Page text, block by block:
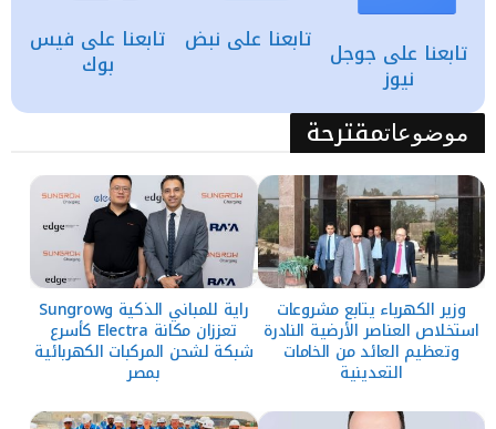
تابعنا على فيس
بوك
تابعنا على نبض تابعنا على جوجل
نيوز
موضوعاتمقترحة
وزير الكهرباء يتابع مشروعات
استخلاص العناصر الأرضية النادرة
وتعظيم العائد من الخامات
التعدينية
راية للمباني الذكية وSungrow
تعززان مكانة Electra كأسرع
شبكة لشحن المركبات الكهربائية
بمصر